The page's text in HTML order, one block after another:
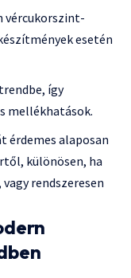
vércukorszint-
esetén
így
mellékhatások.
érdemes alaposan
különösen, ha
rendszeresen